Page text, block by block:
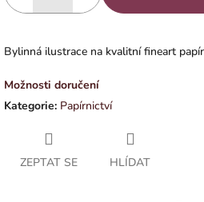
Bylinná ilustrace na kvalitní fineart
Možnosti doručení
Kategorie: Papírnictví
ZEPTAT SE HLÍDAT